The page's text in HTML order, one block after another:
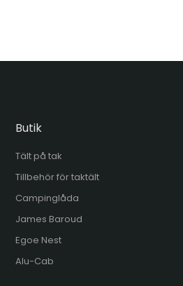
Butik
Tält på tak
Tillbehör för taktält
Campinglåda
James Baroud
Egoe Nest
Alu-Cab